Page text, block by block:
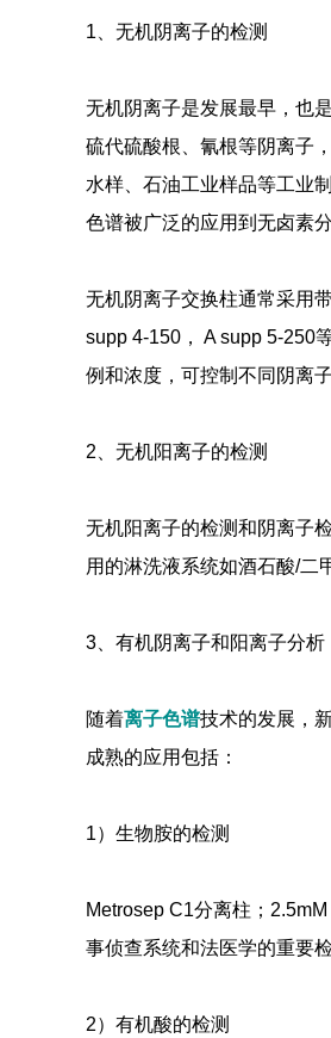
1、无机阴离子的检测
无机阴离子是发展最早，也
硫代硫酸根、氰根等阴离子
水样、石油工业样品等工业
色谱被广泛的应用到无卤素
无机阴离子交换柱通常采用
supp 4-150， A supp 5-250
例和浓度，可控制不同阴离
2、无机阳离子的检测
无机阳离子的检测和阴离子
用的淋洗液系统如酒石酸/二
3、有机阴离子和阳离子分析
随着离子色谱技术的发展，
成熟的应用包括：
1）生物胺的检测
Metrosep C1分离柱；
事侦查系统和法医学的重要检
2）有机酸的检测